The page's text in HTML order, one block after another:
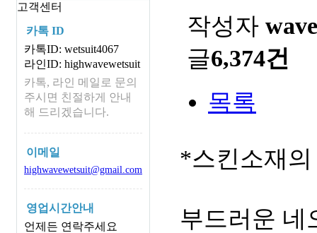
고객센터
카톡 ID
카톡ID: wetsuit4067
라인ID: highwavewetsuit
카톡, 라인 메일로 문의
주시면 친절하게 안내
해 드리겠습니다.
이메일
highwavewetsuit@gmail.com
영업시간안내
언제든 연락주세요
작성자 wave
글6,374건
목록
*스킨소재
부드러운 네